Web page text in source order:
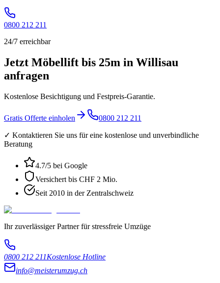
0800 212 211
24/7 erreichbar
Jetzt Möbellift bis 25m in Willisau
anfragen
Kostenlose Besichtigung und Festpreis-Garantie.
Gratis Offerte einholen 0800 212 211
✓ Kontaktieren Sie uns für eine kostenlose und unverbindliche
Beratung
4.7/5 bei Google
Versichert bis CHF 2 Mio.
Seit 2010 in der Zentralschweiz
Ihr zuverlässiger Partner für stressfreie Umzüge
0800 212 211Kostenlose Hotline
info@meisterumzug.ch